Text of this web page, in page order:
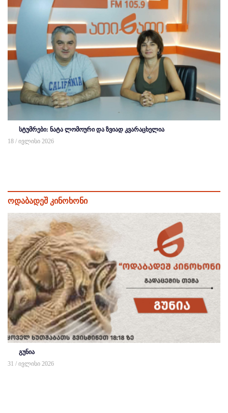
სტუმრები: ნატა ლომოური და ზვიად კვარაცხელია
18 / ივლისი 2026
ოდაბადეშ კინოხონი
გუნია
31 / ივლისი 2026